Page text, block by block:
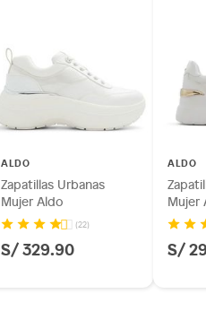
ALDO
Zapatillas Urbanas
Mujer Aldo
(22)
S/ 329.90
ALDO
Mujer
S/